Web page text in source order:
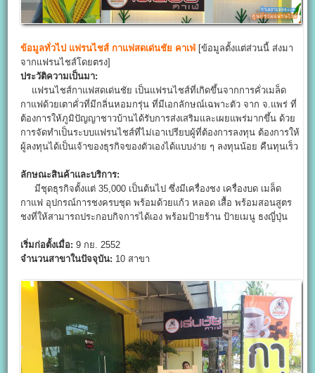
ข้อมูลทั่วไป แฟรนไชส์ กาแฟสดเด่นชัย คาเฟ่ [ข้อมูลตั้งแต่ส่วนนี้ ส่งมา
จากแฟรนไชส์โดยตรง]
ประวัติความเป็นมา:
แฟรนไชส์กาแฟสดเด่นชัย เป็นแฟรนไชส์ที่เกิดขึ้นจากการคั่วเมล็ด
กาแฟด้วยเตาคั่วที่มีกลิ่นหอมกรุ่น ที่มีเอกลักษณ์เฉพาะตัว จาก จ.แพร่ ที่
ต้องการให้ภูมิปัญญาชาวบ้านได้รับการส่งเสริมและเผยแพร่มากขึ้น ด้วย
การจัดทำเป็นระบบแฟรนไชส์ที่ไม่เอาเปรียบผู้ที่ต้องการลงทุน ต้องการให้
ผู้ลงทุนได้เป็นเจ้าของธุรกิจของตัวเองได้แบบง่าย ๆ ลงทุนน้อย คืนทุนเร็ว
ลักษณะสินค้าและบริการ:
มีชุดธุรกิจตั้งแต่ 35,000 เป็นต้นไป ซึ่งมีเครื่องชง เครื่องบด เมล็ด
กาแฟ อุปกรณ์การชงครบชุด พร้อมด้วยแก้ว หลอด เสื้อ พร้อมสอนสูตร
ชงที่ให้สามารถประกอบกิจการได้เอง พร้อมป้ายร้าน ป้ายเมนู ธงญี่ปุ่น
เริ่มก่อตั้งเมื่อ: 9 กย. 2552
จำนวนสาขาในปัจจุบัน: 10 สาขา